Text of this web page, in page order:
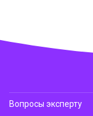
Вопросы эксперту